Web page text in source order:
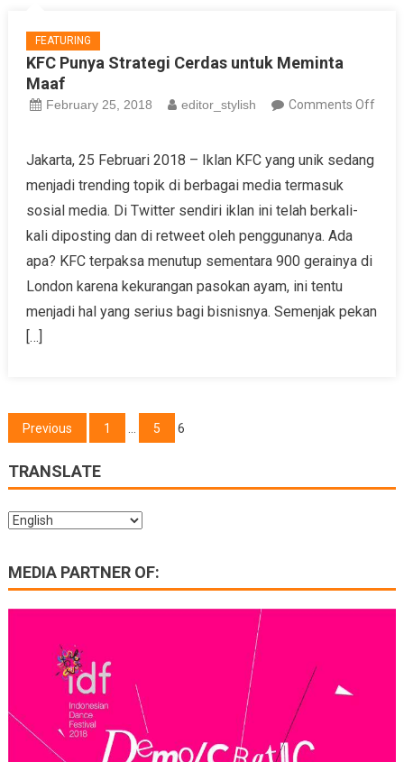
FEATURING
KFC Punya Strategi Cerdas untuk Meminta
Maaf
February 25, 2018 editor_stylish
Comments Off
Strategi
Cerdas
untuk
Meminta
Maaf
Jakarta, 25 Februari 2018 – Iklan KFC yang unik sedang
menjadi trending topik di berbagai media termasuk
sosial media. Di Twitter sendiri iklan ini telah berkali-
kali diposting dan di retweet oleh penggunanya. Ada
apa? KFC terpaksa menutup sementara 900 gerainya di
London karena kekurangan pasokan ayam, ini tentu
menjadi hal yang serius bagi bisnisnya. Semenjak pekan
[…]
Posts
navigation
Previous 1 … 5 6
TRANSLATE
MEDIA PARTNER OF: